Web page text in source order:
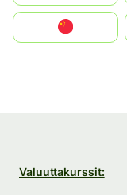
中國香港特別行政區
Valuuttakurssit: